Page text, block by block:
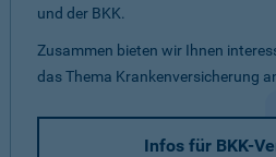
und der BKK.
Zusammen bieten wir Ihnen
das Thema Krankenversicherung
Infos für BKK-